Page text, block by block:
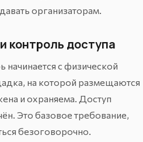
организаторам.
контроль доступа
начинается с физической
на которой размещаются
и охраняема. Доступ
Это базовое требование,
безоговорочно.